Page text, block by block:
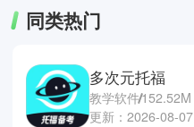
同类热门
多次元托福
教学软件152.52M
更新：2026-08-07